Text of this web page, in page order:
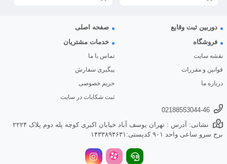
دوربین ثبت وقایع
صفحه اصلی
فروشگاه
نقشه سایت
قوانین و مقررات
درباره ما
خدمات مشتریان
تماس با ما
پیگیری سفارش
حریم خصوصی
ثبت شکایات در سایت
02188553044-46
نشانی: آدرس : تهران یوسف آباد خیابان اکبری کوچه پله دوم پلاک ۲۲۲۴
برج سرو ساعی واحد ۹۰۱ کدپستی:۱۴۳۳۸۹۴۶۳۱